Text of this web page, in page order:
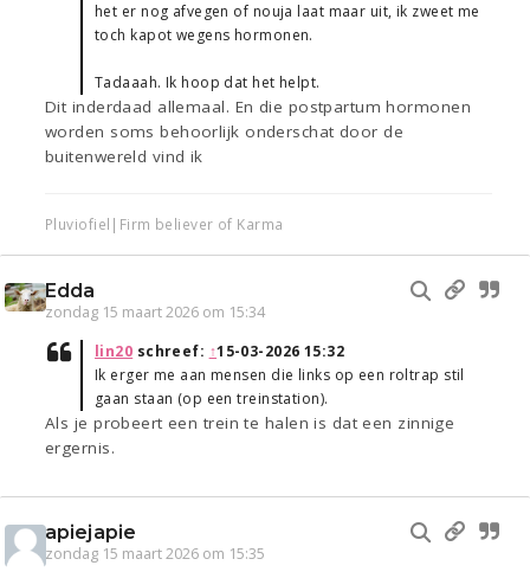
het er nog afvegen of nouja laat maar uit, ik zweet me
toch kapot wegens hormonen.
Tadaaah. Ik hoop dat het helpt.
Dit inderdaad allemaal. En die postpartum hormonen
worden soms behoorlijk onderschat door de
buitenwereld vind ik
Pluviofiel|Firm believer of Karma
Edda
zondag 15 maart 2026 om 15:34
lin20 schreef: ↑15-03-2026 15:32
Ik erger me aan mensen die links op een roltrap stil
gaan staan (op een treinstation).
Als je probeert een trein te halen is dat een zinnige
ergernis.
apiejapie
zondag 15 maart 2026 om 15:35